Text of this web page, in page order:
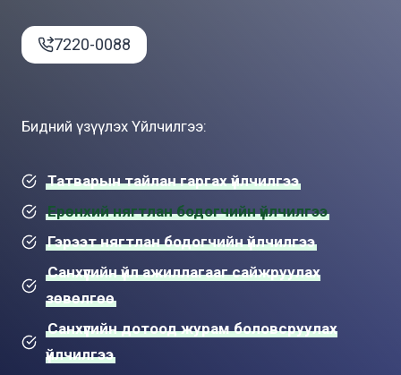
7220-0088
Бидний үзүүлэх Үйлчилгээ:
Татварын тайлан гаргах үйлчилгээ
Ерөнхий нягтлан бодогчийн үйлчилгээ
Гэрээт нягтлан бодогчийн үйлчилгээ
Санхүүгийн үйл ажиллагааг сайжруулах
зөвөлгөө
Санхүүгийн дотоод журам боловсруулах
үйлчилгээ